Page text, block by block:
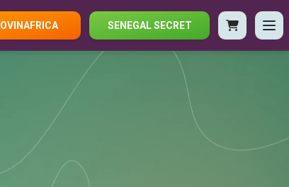
SENEGAL SECRET